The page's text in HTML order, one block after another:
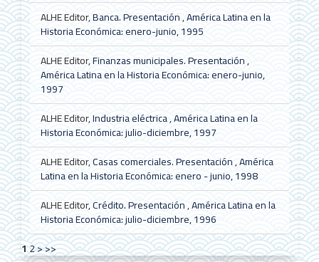
ALHE Editor,Banca. Presentación,América Latina en la
Historia Económica: enero-junio, 1995
ALHE Editor,Finanzas municipales. Presentación,
América Latina en la Historia Económica: enero-junio,
1997
ALHE Editor,Industria eléctrica,América Latina en la
Historia Económica: julio-diciembre, 1997
ALHE Editor,Casas comerciales. Presentación,América
Latina en la Historia Económica: enero - junio, 1998
ALHE Editor,Crédito. Presentación,América Latina en la
Historia Económica: julio-diciembre, 1996
12>>>